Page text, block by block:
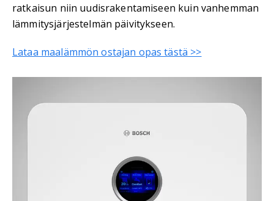
ratkaisun niin uudisrakentamiseen kuin vanhemman
lämmitysjärjestelmän päivitykseen.
Lataa maalämmön ostajan opas tästä >>